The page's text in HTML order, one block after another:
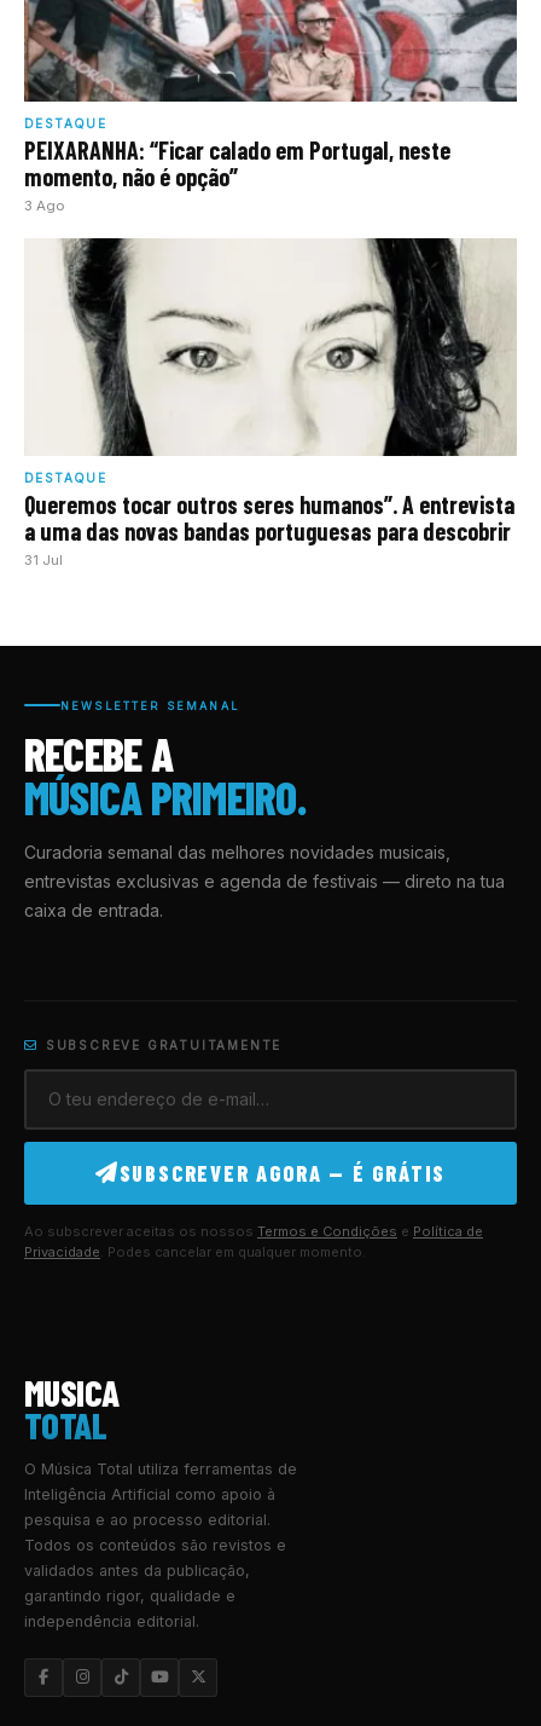
DESTAQUE
PEIXARANHA: “Ficar calado em Portugal, neste
momento, não é opção”
3 Ago
DESTAQUE
Queremos tocar outros seres humanos”. A entrevista
a uma das novas bandas portuguesas para descobrir
31 Jul
NEWSLETTER SEMANAL
RECEBE A
MÚSICA PRIMEIRO.
Curadoria semanal das melhores novidades musicais,
entrevistas exclusivas e agenda de festivais — direto na tua
caixa de entrada.
SUBSCREVE GRATUITAMENTE
SUBSCREVER AGORA — É GRÁTIS
Ao subscrever aceitas os nossos Termos e Condições e Política de
Privacidade . Podes cancelar em qualquer momento.
MUSICA
TOTAL
O Música Total utiliza ferramentas de
Inteligência Artificial como apoio à
pesquisa e ao processo editorial.
Todos os conteúdos são revistos e
validados antes da publicação,
garantindo rigor, qualidade e
independência editorial.